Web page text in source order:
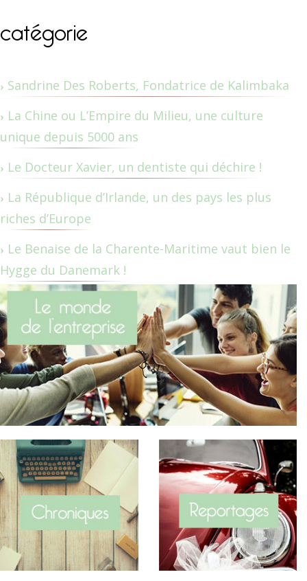
catégorie
Sandrine Des Roberts, Fondatrice de Kalimbaka
La Chine ou L’Empire du Milieu, une culture
unique depuis 5000 ans
Le Docteur Xavier, un dentiste qui déchire !
La République d’Irlande, un des pays les plus
riches d’Europe
Le Benaise de la Charente-Maritime vaut bien le
Hygge du Danemark !